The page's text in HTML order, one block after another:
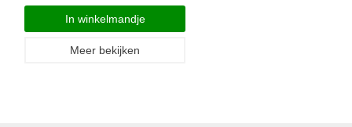
In winkelmandje
Meer bekijken